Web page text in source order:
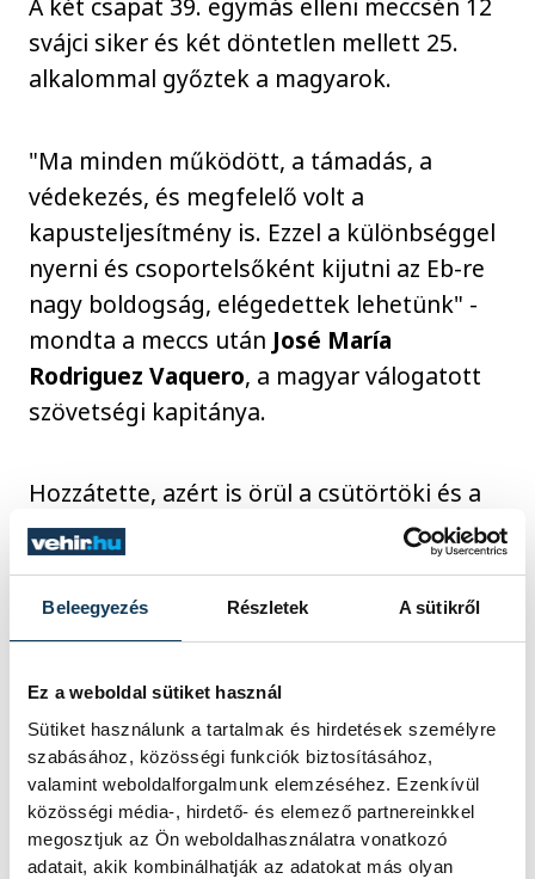
Beleegyezés Részletek A sütikről
Ez a weboldal sütiket használ
Sütiket használunk a tartalmak és hirdetések személyre
szabásához, közösségi funkciók biztosításához,
valamint weboldalforgalmunk elemzéséhez. Ezenkívül
közösségi média-, hirdető- és elemező partnereinkkel
megosztjuk az Ön weboldalhasználatra vonatkozó
adatait, akik kombinálhatják az adatokat más olyan
A két csapat 39. egymás elleni meccsén 12
svájci siker és két döntetlen mellett 25.
alkalommal győztek a magyarok.
"Ma minden működött, a támadás, a
védekezés, és megfelelő volt a
kapusteljesítmény is. Ezzel a különbséggel
nyerni és csoportelsőként kijutni az Eb-re
nagy boldogság, elégedettek lehetünk" -
mondta a meccs után José María
Rodriguez Vaquero, a magyar válogatott
szövetségi kapitánya.
Hozzátette, azért is örül a csütörtöki és a
vasárnapi győzelemnek, és főként a
mostani teljesítménynek, mert egyrészt
több hiányzójuk volt, másrészt Svájc remek
csapattal rendelkezik.
A tavalyi év legjobb magyar
kézilabdázójának megválasztottRosta
Miklósaz MTI-nek elmondta, a csütörtöki,
idegenbeli mérkőzés után volt egy
videóelemző edzésük, és utána is